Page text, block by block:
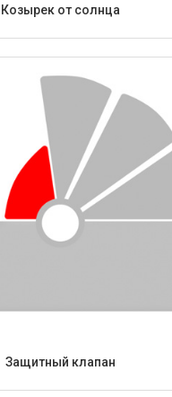
Козырек от солнца
Защитный клапан